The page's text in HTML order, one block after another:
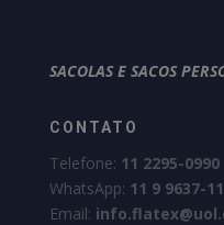
SACOLAS E SACOS
CONTATO
Telefone: 11 2295-0990
WhatsApp: 11 9 9637-
Email: